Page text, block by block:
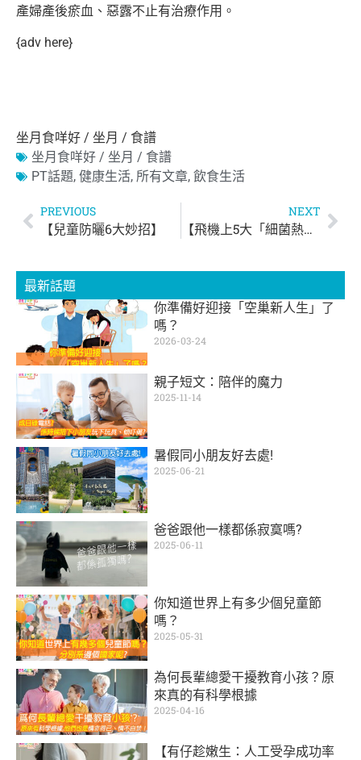
產婦產後瘀血、惡露不止有治療作用。
{adv here}
坐月食咩好 / 坐月 / 食譜
坐月食咩好 / 坐月 / 食譜
PT話題, 健康生活, 所有文章, 飲食生活
PREVIOUS
【兒童防曬6大妙招】
NEXT
【飛機上5大「細菌熱點」】
最新話題
你準備好迎接「空巢新人生」了
嗎？
2026-03-24
親子短文：陪伴的魔力
2025-11-14
暑假同小朋友好去處!
2025-06-21
爸爸跟他一樣都係寂寞嗎?
2025-06-11
你知道世界上有多少個兒童節
嗎？
2025-05-31
為何長輩總愛干擾教育小孩？原
來真的有科學根據
2025-04-16
【有仔趁嫩生：人工受孕成功率